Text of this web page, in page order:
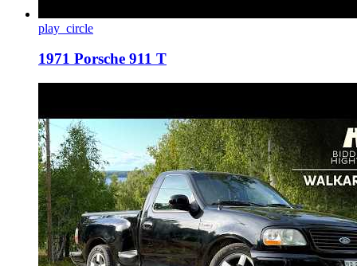
play_circle
1971 Porsche 911 T